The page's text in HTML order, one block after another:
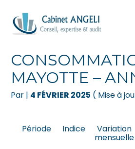
Aller
au
Créer et reprendre une activité
Gérer votre quotidien
Piloter votre entreprise
Développer votre entreprise
Construire votre patrimoine
Pilotez votre gestion
Suivre votre comptabilité
Gérer vos ressources humaines
Dématérialiser vos documents
MAYOTTE –
Par | 4 FÉVRIER 2025 ( Mise à
Période Indice Variation
mensuelle